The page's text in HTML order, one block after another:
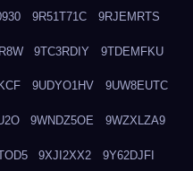
9R51T71C 9RJEMRTS
9TC3RDIY 9TDEMFKU
9UDYO1HV 9UW8EUTC
9WNDZ5OE 9WZXLZA9
9XJI2XX2 9Y62DJFI